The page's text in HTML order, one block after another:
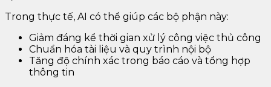
Trong thực tế, AI có thể giúp các bộ phận này:
Giảm đáng kể thời gian xử lý công việc thủ công
Chuẩn hóa tài liệu và quy trình nội bộ
Tăng độ chính xác trong báo cáo và tổng hợp
thông tin